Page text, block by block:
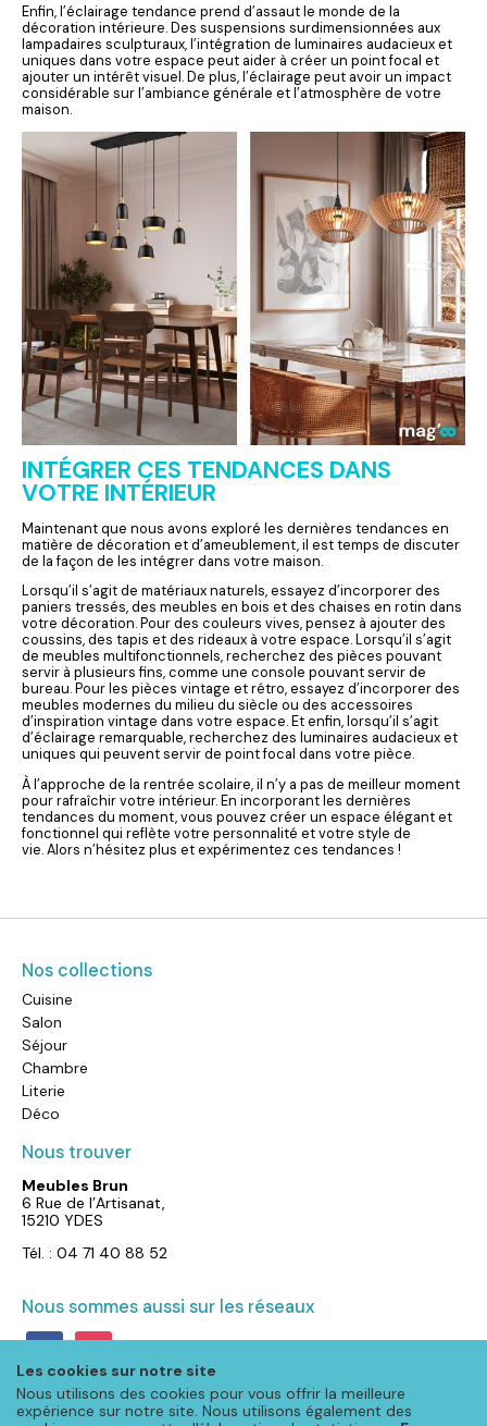
Les cookies sur notre site
Nous utilisons des cookies pour vous offrir la meilleure
expérience sur notre site. Nous utilisons également des
Enfin, l’éclairage tendance prend d’assaut le monde de la
décoration intérieure. Des suspensions surdimensionnées aux
lampadaires sculpturaux, l’intégration de luminaires audacieux et
uniques dans votre espace peut aider à créer un point focal et
ajouter un intérêt visuel. De plus, l’éclairage peut avoir un impact
considérable sur l’ambiance générale et l’atmosphère de votre
maison.
INTÉGRER CES TENDANCES DANS
VOTRE INTÉRIEUR
Maintenant que nous avons exploré les dernières tendances en
matière de décoration et d’ameublement, il est temps de discuter
de la façon de les intégrer dans votre maison.
Lorsqu’il s’agit de matériaux naturels, essayez d’incorporer des
paniers tressés, des meubles en bois et des chaises en rotin dans
votre décoration. Pour des couleurs vives, pensez à ajouter des
coussins, des tapis et des rideaux à votre espace. Lorsqu’il s’agit
de meubles multifonctionnels, recherchez des pièces pouvant
servir à plusieurs fins, comme une console pouvant servir de
bureau. Pour les pièces vintage et rétro, essayez d’incorporer des
meubles modernes du milieu du siècle ou des accessoires
d’inspiration vintage dans votre espace. Et enfin, lorsqu’il s’agit
d’éclairage remarquable, recherchez des luminaires audacieux et
uniques qui peuvent servir de point focal dans votre pièce.
À l’approche de la rentrée scolaire, il n’y a pas de meilleur moment
pour rafraîchir votre intérieur. En incorporant les dernières
tendances du moment, vous pouvez créer un espace élégant et
fonctionnel qui reflète votre personnalité et votre style de
vie. Alors n’hésitez plus et expérimentez ces tendances !
Nos collections
Cuisine
Salon
Séjour
Chambre
Literie
Déco
Nous trouver
Meubles Brun
6 Rue de l’Artisanat,
15210 YDES
Tél. : 04 71 40 88 52
Nous sommes aussi sur les réseaux
facebookinstagram